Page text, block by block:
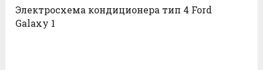
Электросхема кондиционера тип 4 Ford
Galaxy 1